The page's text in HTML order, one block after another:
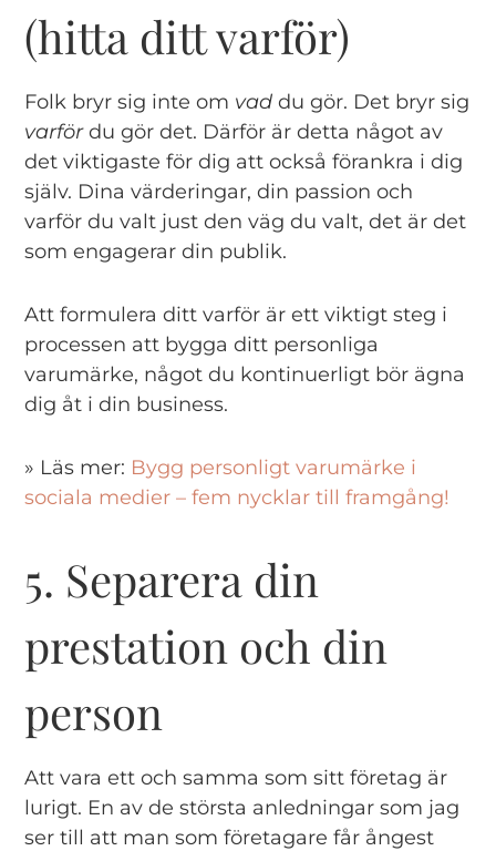
(hitta ditt varför)
Folk bryr sig inte om vad du gör. Det bryr sig
varfördu gör det. Därför är detta något av
det viktigaste för dig att också förankra i dig
själv. Dina värderingar, din passion och
varför du valt just den väg du valt, det är det
som engagerar din publik.
Att formulera ditt varför är ett viktigt steg i
processen att bygga ditt personliga
varumärke, något du kontinuerligt bör ägna
dig åt i din business.
» Läs mer: Bygg personligt varumärke i
sociala medier – fem nycklar till framgång!
5. Separera din
prestation och din
person
Att vara ett och samma som sitt företag är
lurigt. En av de största anledningar som jag
ser till att man som företagare får ångest